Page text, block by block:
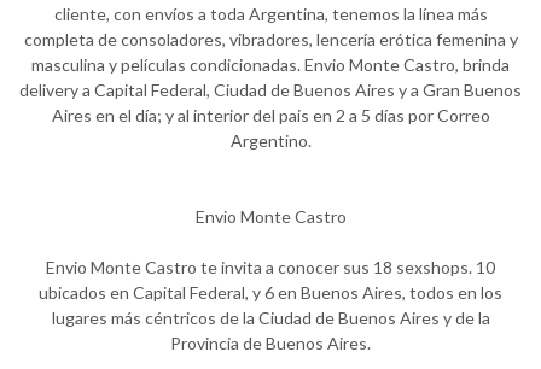
cliente, con envíos a toda Argentina, tenemos la línea más
completa de consoladores, vibradores, lencería erótica femenina y
masculina y películas condicionadas. Envio Monte Castro, brinda
delivery a Capital Federal, Ciudad de Buenos Aires y a Gran Buenos
Aires en el día; y al interior del pais en 2 a 5 días por Correo
Argentino.
Envio Monte Castro
Envio Monte Castro te invita a conocer sus 18 sexshops. 10
ubicados en Capital Federal, y 6 en Buenos Aires, todos en los
lugares más céntricos de la Ciudad de Buenos Aires y de la
Provincia de Buenos Aires.